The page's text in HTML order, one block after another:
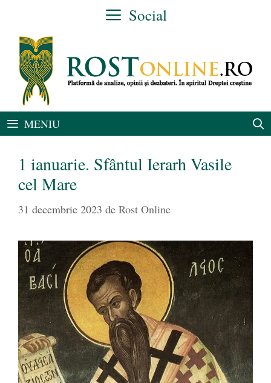
conținut
Social
MENIU
1 ianuarie. Sfântul Ierarh Vasile
cel Mare
31 decembrie 2023 de Rost Online